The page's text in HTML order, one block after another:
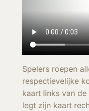
Spelers roepen
respectievelijke
kaart links van de
legt zijn kaart